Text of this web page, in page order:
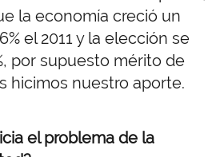
la economía creció un
el 2011 y la elección se
por supuesto mérito de
hicimos nuestro aporte.
el problema de la